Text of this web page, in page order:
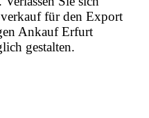
für den Export
Ankauf Erfurt
gestalten.